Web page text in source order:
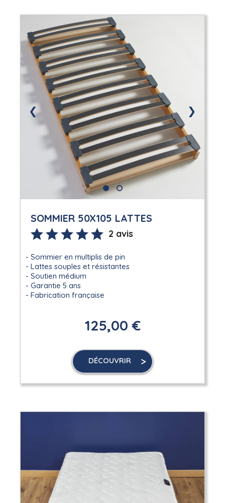
❮ ❯
SOMMIER 50X105 LATTES
2 avis
Sommier en multiplis de pin
Lattes souples et résistantes
Soutien médium
Garantie 5 ans
Fabrication française
125,00 €
DÉCOUVRIR